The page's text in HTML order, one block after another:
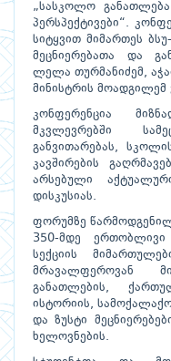
„სასკოლო
პერსპექტივები“.
სიტყვით მიმართეს
მეცნიერებათა და
ლელა თურმანიძემ,
მინისტრის მოადგილემ
კონფერენცია
მკვლევრებში
განვითარებას,
კავშირების
არსებული
დისკუსიას.
ფორუმზე
350-მდე
სექციის
მრავალფეროვან
განათლების,
ისტორიის,
და ზუსტი
ხელოვნების.